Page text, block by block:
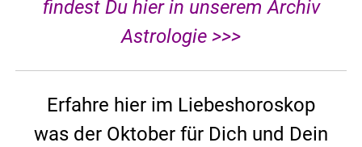
findest Du hier in unserem Archiv
Astrologie >>>
Erfahre hier im Liebeshoroskop
was der Oktober für Dich und Dein